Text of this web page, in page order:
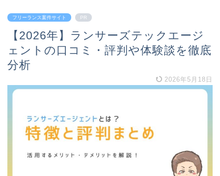
フリーランス案件サイト PR
【2026年】ランサーズテックエージ
ェントの口コミ・評判や体験談を徹底
分析
2026年5月18日